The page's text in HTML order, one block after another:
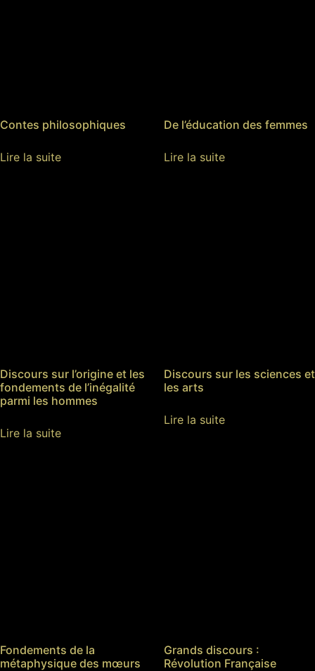
Contes philosophiques
Lire la suite
De l’éducation des femmes
Lire la suite
Discours sur l’origine et les
fondements de l’inégalité
parmi les hommes
Lire la suite
Discours sur les sciences et
les arts
Lire la suite
Fondements de la
métaphysique des mœurs
Grands discours :
Révolution Française